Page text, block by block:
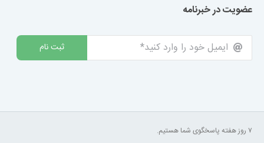
عضویت در خبرنامه
ثبت نام
۷ روز هفته پاسخگوی شما هستیم.